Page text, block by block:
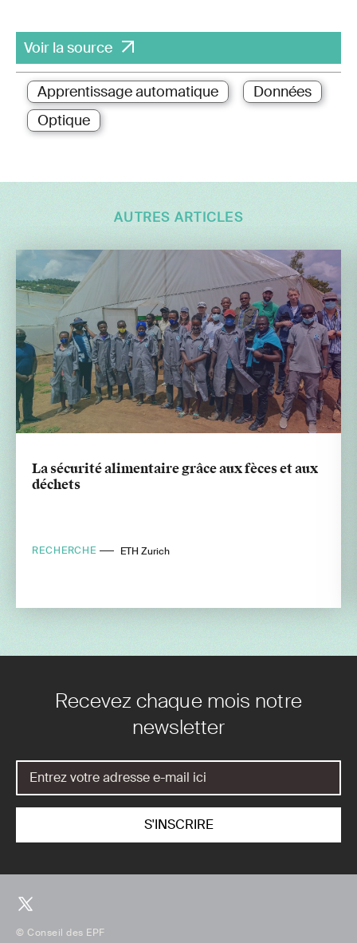
Voir la source
Apprentissage automatique
Données
Optique
AUTRES ARTICLES
La sécurité alimentaire grâce aux fèces et aux
déchets
RECHERCHE ETH Zurich
Recevez chaque mois notre
newsletter
© Conseil des EPF